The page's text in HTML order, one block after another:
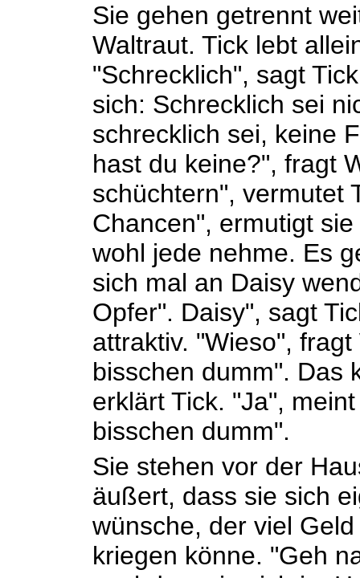
Sie gehen getrennt
Waltraut. Tick lebt
"Schrecklich", sagt
sich: Schrecklich sei
schrecklich sei, keine
hast du keine?", fragt
schüchtern", vermutet
Chancen", ermutigt
wohl jede nehme. Es
sich mal an Daisy
Opfer". Daisy", sagt
attraktiv. "Wieso",
bisschen dumm". Das
erklärt Tick. "Ja",
bisschen dumm".
Sie stehen vor der
äußert, dass sie sich
wünsche, der viel
kriegen könne. "Geh